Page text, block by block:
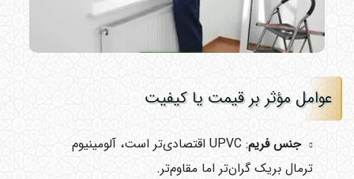
عوامل مؤثر بر قیمت یا کیفیت
جنس فریم
: UPVC اقتصادی‌تر است، آلومینیوم
ترمال بریک گران‌تر اما مقاوم‌تر.